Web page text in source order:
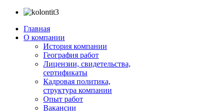
Главная
О компании
История компании
География работ
Лицензии, свидетельства,
сертификаты
Кадровая политика,
структура компании
Опыт работ
Вакансии